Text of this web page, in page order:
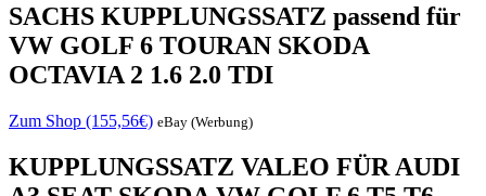
SACHS KUPPLUNGSSATZ passend für
VW GOLF 6 TOURAN SKODA
OCTAVIA 2 1.6 2.0 TDI
Zum Shop (155,56€) eBay (Werbung)
KUPPLUNGSSATZ VALEO FÜR AUDI